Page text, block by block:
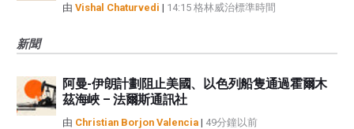
由 Vishal Chaturvedi | 14:15 格林威治標準時間
新聞
阿曼-伊朗計劃阻止美國、以色列船隻通過霍爾木
茲海峽 – 法爾斯通訊社
由 Christian Borjon Valencia | 49分鐘以前